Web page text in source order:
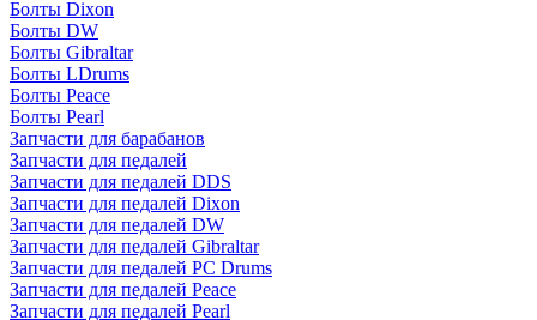
Болты Dixon
Болты DW
Болты Gibraltar
Болты LDrums
Болты Peace
Болты Pearl
Запчасти для барабанов
Запчасти для педалей
Запчасти для педалей DDS
Запчасти для педалей Dixon
Запчасти для педалей DW
Запчасти для педалей Gibraltar
Запчасти для педалей PC Drums
Запчасти для педалей Peace
Запчасти для педалей Pearl